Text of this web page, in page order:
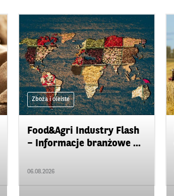
Zboża i oleiste
Food&Agri Industry Flash
– Informacje branżowe ...
06.08.2026